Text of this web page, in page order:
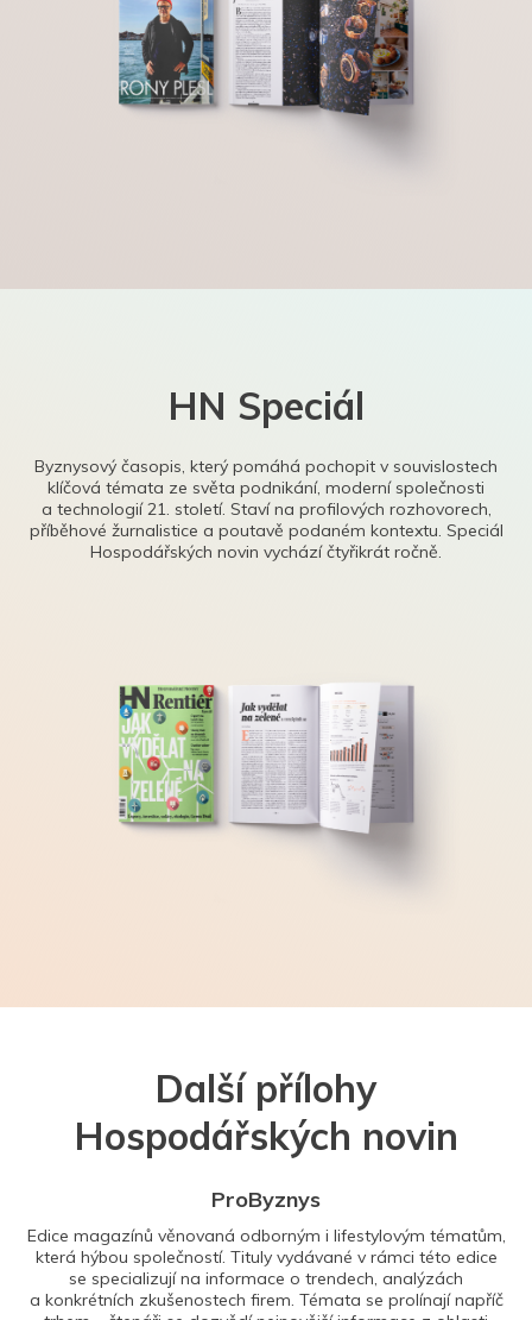
HN Speciál
Byznysový časopis, který pomáhá pochopit v souvislostech
klíčová témata ze světa podnikání, moderní společnosti
a technologií 21. století. Staví na profilových rozhovorech,
příběhové žurnalistice a poutavě podaném kontextu. Speciál
Hospodářských novin vychází čtyřikrát ročně.
Další přílohy
Hospodářských novin
ProByznys
Edice magazínů věnovaná odborným i lifestylovým tématům,
která hýbou společností. Tituly vydávané v rámci této edice
se specializují na informace o trendech, analýzách
a konkrétních zkušenostech firem. Témata se prolínají napříč